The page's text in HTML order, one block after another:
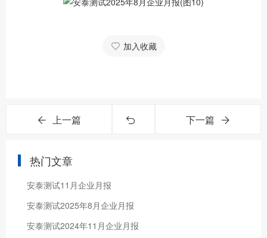
加入收藏
上一篇 下一篇
热门文章
安泰测试11月企业月报
安泰测试2025年8月企业月报
安泰测试2024年11月企业月报